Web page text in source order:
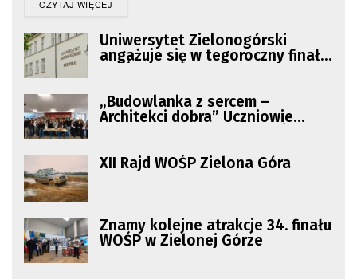
CZYTAJ WIĘCEJ
Uniwersytet Zielonogórski
angażuje się w tegoroczny finał
„Budowlanka z sercem –
Architekci dobra” Uczniowie
XII Rajd WOŚP Zielona Góra
Znamy kolejne atrakcje 34. finału
WOŚP w Zielonej Górze